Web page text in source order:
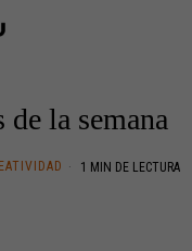
la semana
1 MIN DE LECTURA